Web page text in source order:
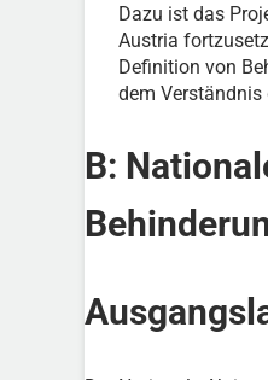
Dazu ist das
Austria
Definition von
dem Verständnis
B: